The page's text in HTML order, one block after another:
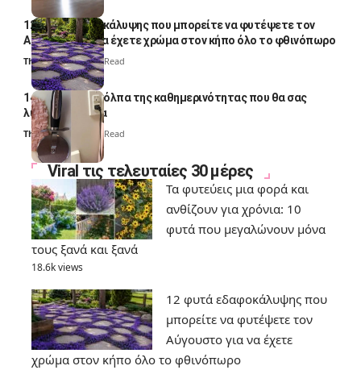
12 φυτά εδαφοκάλυψης που μπορείτε να φυτέψετε τον
Αύγουστο για να έχετε χρώμα στον κήπο όλο το φθινόπωρο
Thali Ombre7 Min Read
14 πανέξυπνα κόλπα της καθημερινότητας που θα σας
λύσουν τα χέρια
Thali Ombre 6 Min Read
Viral τις τελευταίες 30 μέρες
Τα φυτεύεις μια φορά και
ανθίζουν για χρόνια: 10
φυτά που μεγαλώνουν μόνα
τους ξανά και ξανά
18.6k views
12 φυτά εδαφοκάλυψης που
μπορείτε να φυτέψετε τον
Αύγουστο για να έχετε
χρώμα στον κήπο όλο το φθινόπωρο